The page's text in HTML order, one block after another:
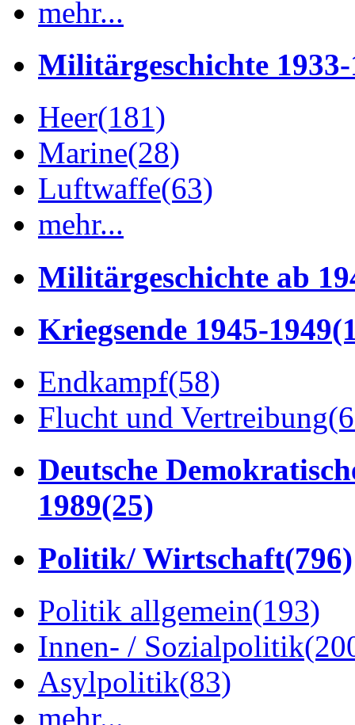
mehr...
Militärgeschichte 1933-
Heer(181)
Marine(28)
Luftwaffe(63)
mehr...
Militärgeschichte ab
Kriegsende 1945-1949
Endkampf(58)
Flucht und Vertreibung
Deutsche
1989(25)
Politik/ Wirtschaft(796)
Politik allgemein(193)
Innen- / Sozialpolitik
Asylpolitik(83)
mehr...